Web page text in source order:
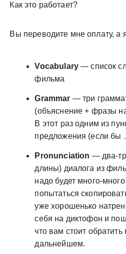
Как это работает?
Вы переводите мне оплату,
Vocabulary— список
фильма
Grammar — три
(объяснение + фразы
В этот раз одним из
предложения (если
Pronunciation — два-
длины) диалога из
надо будет много-
попытаться
уже хорошенько
себя на диктофон и
что вам стоит
дальнейшем.